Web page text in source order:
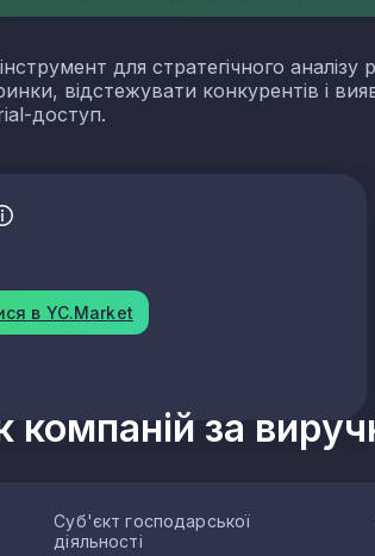
для стратегічного
відстежувати конкурентів і
доступ.
в YC.Market
компаній за
Суб'єкт господарської
діяльності